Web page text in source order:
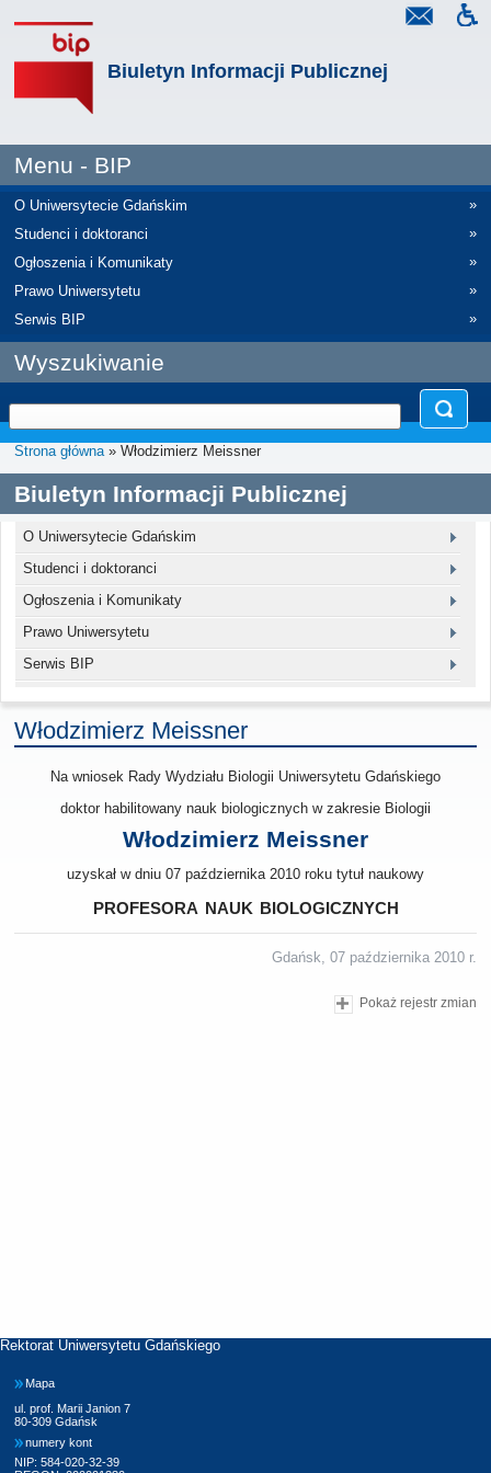
Biuletyn Informacji Publicznej
Menu - BIP
O Uniwersytecie Gdańskim
»
Studenci i doktoranci
»
Ogłoszenia i Komunikaty
»
Prawo Uniwersytetu
»
Serwis BIP
»
Wyszukiwanie
Strona główna» Włodzimierz Meissner
Biuletyn Informacji Publicznej
O Uniwersytecie Gdańskim
Studenci i doktoranci
Ogłoszenia i Komunikaty
Prawo Uniwersytetu
Serwis BIP
Włodzimierz Meissner
Na wniosek Rady Wydziału Biologii Uniwersytetu Gdańskiego
doktor habilitowany nauk biologicznych w zakresie Biologii
Włodzimierz Meissner
uzyskał w dniu 07 października 2010 roku tytuł naukowy
profesora nauk biologicznych
Gdańsk, 07 października 2010 r.
Pokaż rejestr zmian
Rektorat Uniwersytetu Gdańskiego
Mapa
ul. prof. Marii Janion 7
80-309 Gdańsk
numery kont
NIP: 584-020-32-39